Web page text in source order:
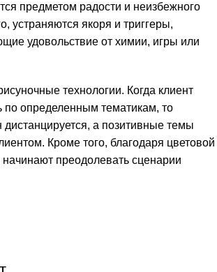
предметом радости и неизбежного
устраняются якоря и триггеры,
удовольствие от химии, игры или
технологии. Когда клиент
по определенным тематикам, то
дистанцируется, а позитивные темы
Кроме того, благодаря цветовой
преодолевать сценарии